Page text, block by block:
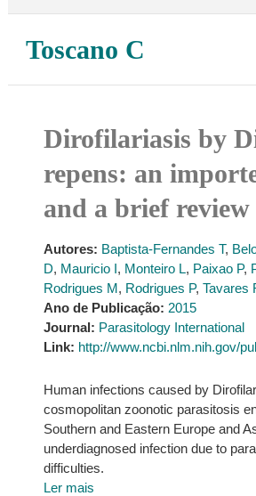
Toscano C
Dirofilariasis by
repens: an
and a brief review
Autores: Baptista-Fernandes T,
D, Mauricio I, Monteiro L, Paixao P,
Rodrigues M, Rodrigues P, Tavares
Ano de Publicação: 2015
Journal: Parasitology International
Link: http://www.ncbi.nlm.nih.gov/
Human infections caused by
cosmopolitan zoonotic parasitosis
Southern and Eastern Europe and
underdiagnosed infection due to
difficulties.
Ler mais